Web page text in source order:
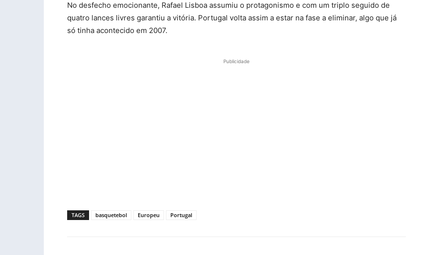
No desfecho emocionante, Rafael Lisboa assumiu o protagonismo e com um triplo seguido de
quatro lances livres garantiu a vitória. Portugal volta assim a estar na fase a eliminar, algo que já
só tinha acontecido em 2007.
Publicidade
TAGS basquetebol Europeu Portugal